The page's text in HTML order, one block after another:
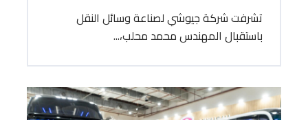
تشرفت شركة جيوشي لصناعة وسائل النقل
باستقبال المهندس محمد محلب،...